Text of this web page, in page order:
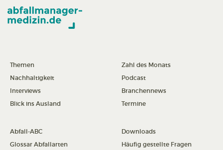
Themen
Nachhaltigkeit
Interviews
Blick ins Ausland
Zahl des Monats
Podcast
Branchennews
Termine
Abfall-ABC
Glossar Abfallarten
Downloads
Häufig gestellte Fragen